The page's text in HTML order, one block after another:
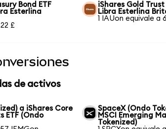
Bond ETF
Esterlina
£
iShares Gold
Libra Esterlina
1 IAUon equivale a
de activos
a iShares Core
ETF (Ondo
SpaceX (Ondo
MSCI Emerging
Tokenized)